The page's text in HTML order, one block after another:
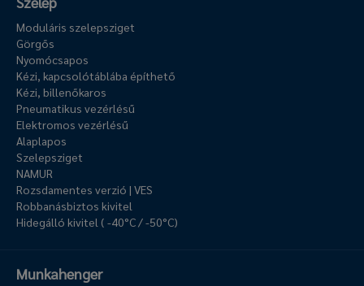
Moduláris szelepsziget
Görgős
Nyomócsapos
Kézi, kapcsolótáblába építhető
Kézi, billenőkaros
Pneumatikus vezérlésű
Elektromos vezérlésű
Alaplapos
Szelepsziget
NAMUR
Rozsdamentes verzió | VES
Robbanásbiztos kivitel
Hidegálló kivitel ( -40°C / -50°C)
Munkahenger